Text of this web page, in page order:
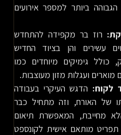
ביותר למספר אירועים
רוז בר מקפידה להתחדש
עשירים והן בציוד החדיש
כולל גימיקים מיוחדים כמו
ועגלות מזון מעוצבות.
לקוח: הדגש העיקרי בעבודה
של האורח, וזה מתחיל כבר
מחייבת, המאפשרת תיאום
תפריט מותאם אישית לקונספט